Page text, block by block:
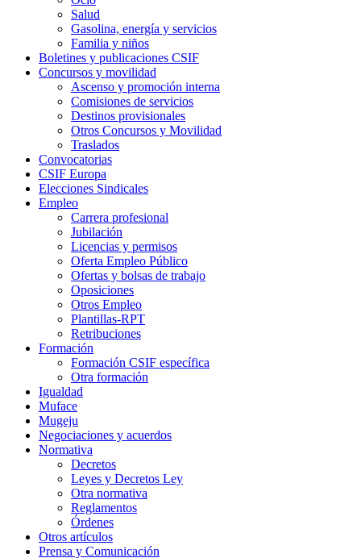
Salud
Gasolina, energía y servicios
Familia y niños
Boletines y publicaciones CSIF
Concursos y movilidad
Ascenso y promoción interna
Comisiones de servicios
Destinos provisionales
Otros Concursos y Movilidad
Traslados
Convocatorias
CSIF Europa
Elecciones Sindicales
Empleo
Carrera profesional
Jubilación
Licencias y permisos
Oferta Empleo Público
Ofertas y bolsas de trabajo
Oposiciones
Otros Empleo
Plantillas-RPT
Retribuciones
Formación
Formación CSIF específica
Otra formación
Igualdad
Muface
Mugeju
Negociaciones y acuerdos
Normativa
Decretos
Leyes y Decretos Ley
Otra normativa
Reglamentos
Órdenes
Otros artículos
Prensa y Comunicación